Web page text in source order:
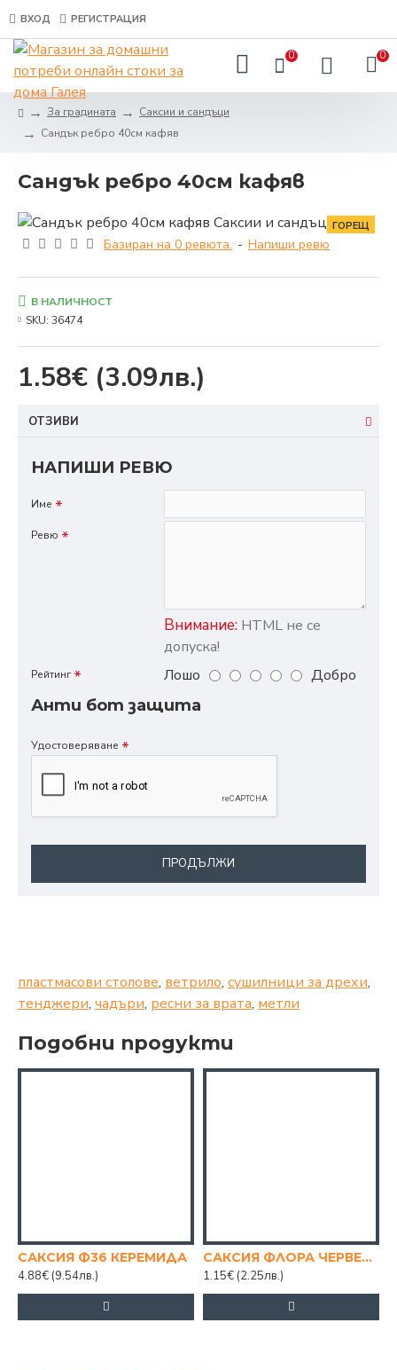
ВХОД РЕГИСТРАЦИЯ
0 0
За градината
Саксии и сандъци
Сандък ребро 40см кафяв
Сандък ребро 40см кафяв
ГОРЕЩ
Базиран на 0 ревюта. - Напиши ревю
1.58€ (3.09лв.)
В НАЛИЧНОСТ
SKU: 36474
ОТЗИВИ
НАПИШИ РЕВЮ
Име
Ревю
Внимание: HTML не се
допуска!
Рейтинг Лошо
Добро
Анти бот защита
Удостоверяване
ПРОДЪЛЖИ
пластмасови столове, ветрило, сушилници за дрехи,
тенджери, чадъри, ресни за врата, метли
Подобни продукти
САКСИЯ Ф36 КЕРЕМИДА
4.88€ (9.54лв.)
САКСИЯ ФЛОРА ЧЕРВЕНА 12/12см.
1.15€ (2.25лв.)